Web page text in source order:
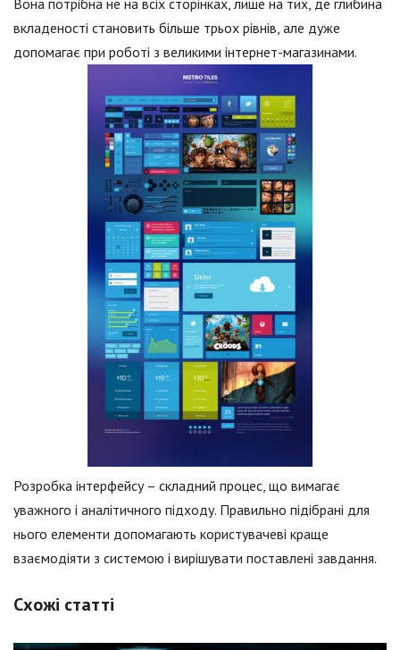
Вона потрібна не на всіх сторінках, лише на тих, де глибина
вкладеності становить більше трьох рівнів, але дуже
допомагає при роботі з великими інтернет-магазинами.
Розробка інтерфейсу – складний процес, що вимагає
уважного і аналітичного підходу. Правильно підібрані для
нього елементи допомагають користувачеві краще
взаємодіяти з системою і вирішувати поставлені завдання.
Схожі статті